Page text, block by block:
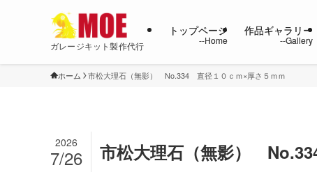
ガレージキット製作代行
トップページ 作品ギャラリー
ホーム 市松大理石（無影） No.334 直径１０ｃｍ×厚さ５ｍｍ
市松大理石（無影）
2026
7/26